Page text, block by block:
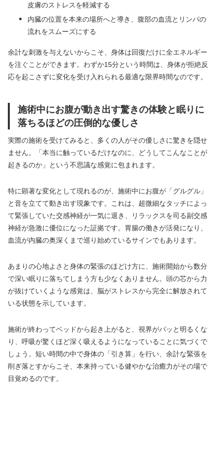
皮膚のストレスを軽減する
内臓の位置を本来の場所へと導き、腹部の血流とリンパの
流れをスムーズにする
余計な刺激を与えないからこそ、身体は回復だけに全エネルギー
を注ぐことができます。わずか15分という時間は、身体が拒絶反
応を起こさずに変化を受け入れられる最適な限界時間なのです。
施術中にお腹が動き出す驚きの体験と眠りに
落ちるほどの圧倒的な優しさ
実際の施術を受けてみると、多くの人がその優しさに驚きを隠せ
ません。「本当に触っているだけなのに、どうしてこんなことが
起きるのか」という不思議な感覚に包まれます。
特に顕著な変化として現れるのが、施術中にお腹が「グルグル」
と音を立てて動き出す現象です。これは、超微細なタッチによっ
て緊張していた交感神経が一気に退き、リラックスを司る副交感
神経が急激に優位になった証拠です。胃腸の働きが活発になり、
血流が内臓の奥深くまで巡り始めているサインでもあります。
あまりの心地よさと身体の緊張のほどけ方に、施術開始から数分
で深い眠りに落ちてしまう方も少なくありません。頭の芯から力
が抜けていくような感覚は、脳がストレスから完全に解放されて
いる状態を示しています。
施術が終わってベッドから起き上がると、視界がパッと明るくな
り、呼吸が驚くほど深く吸えるようになっていることに気づくで
しょう。短い時間の中で身体の「引き算」を行い、余計な緊張を
削ぎ落とすからこそ、本来持っている健やかな治癒力がその場で
目覚めるのです。